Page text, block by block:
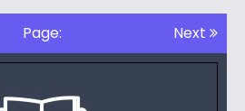
Page: Next